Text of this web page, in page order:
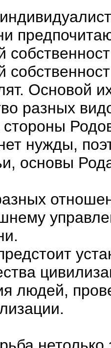
Основой
разных
стороны
нужды,
основы
людей,